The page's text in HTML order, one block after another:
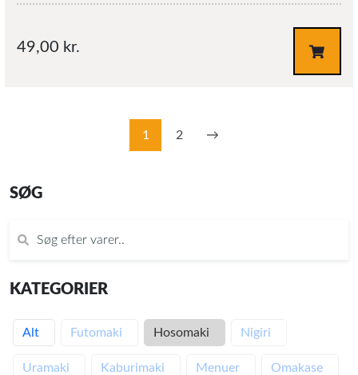
SØG
KATEGORIER
Alt Futomaki Hosomaki Nigiri
Uramaki Kaburimaki Menuer Omakase
49,00 kr.
1 2 →